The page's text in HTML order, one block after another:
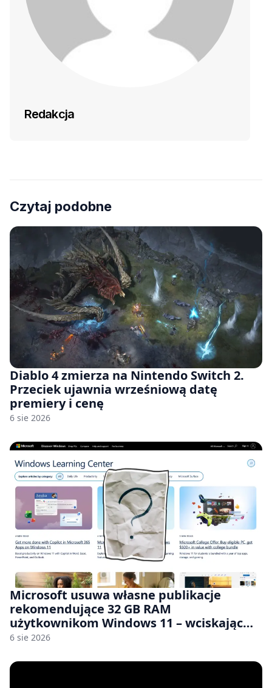
Redakcja
Czytaj podobne
Diablo 4 zmierza na Nintendo Switch 2.
Przeciek ujawnia wrześniową datę
premiery i cenę
6 sie 2026
Microsoft usuwa własne publikacje
rekomendujące 32 GB RAM
użytkownikom Windows 11 – wciskając
nam przy tym komputery z 8 GB RAM po
6 sie 2026